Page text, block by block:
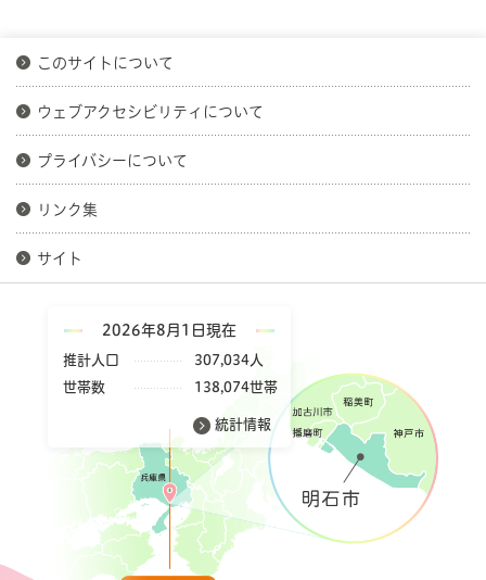
このサイトについて
ウェブアクセシビリティについて
プライバシーについて
リンク集
サイト
2026年8月1日現在
推計人口
307,034人
世帯数
138,074世帯
統計情報